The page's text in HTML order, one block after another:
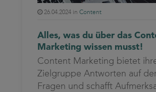
26.04.2024 in Content
Alles, was du über das
Marketing wissen musst!
Content Marketing bietet
Zielgruppe Antworten auf
Fragen und schafft